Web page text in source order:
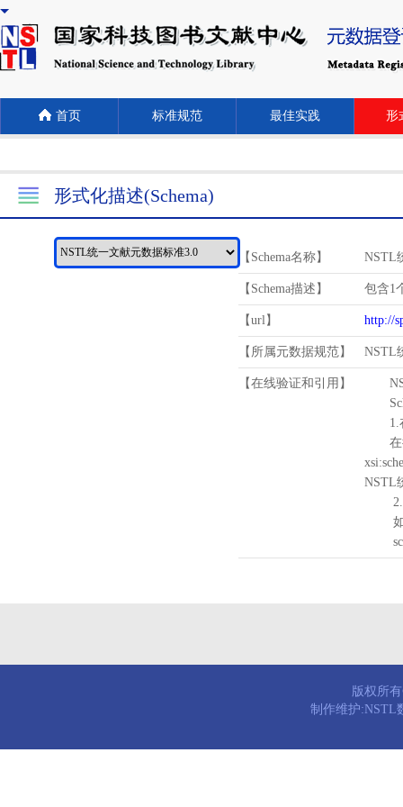
首页 标准规范 最佳实践 形
形式化描述(Schema)
【Schema名称】 NSTL
【Schema描述】 包含1
【url】 http://
【所属元数据规范】 NSTL
【在线验证和引用】
1.
在待
NSTL
2.
如需
版权所
制作维护:NSTL